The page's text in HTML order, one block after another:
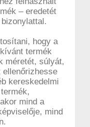
– eredetét
hogy a
termék
méretét, súlyát,
ellenőrizhesse
kereskedelmi
mind a
mind